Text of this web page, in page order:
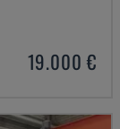
19.000 €